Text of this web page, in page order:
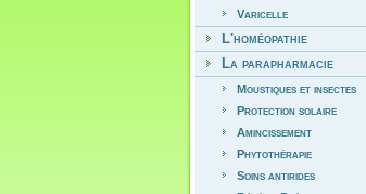
Varicelle
L'homéopathie
La parapharmacie
Moustiques et insectes
Protection solaire
Amincissement
Phytothérapie
Soins antirides